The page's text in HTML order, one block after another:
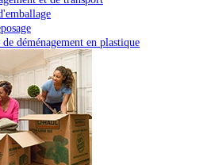
déménagement en plastique